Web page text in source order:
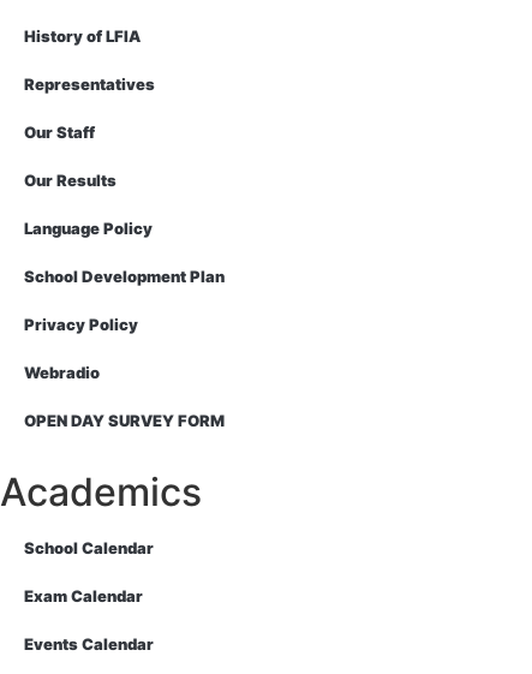
History of LFIA
Representatives
Our Staff
Our Results
Language Policy
School Development Plan
Privacy Policy
Webradio
OPEN DAY SURVEY FORM
Academics
School Calendar
Exam Calendar
Events Calendar